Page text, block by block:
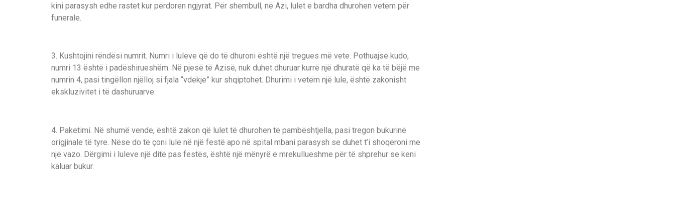
kini parasysh edhe rastet kur përdoren ngjyrat. Për shembull, në Azi, lulet e bardha dhurohen vetëm për
funerale.
3. Kushtojini rëndësi numrit. Numri i luleve që do të dhuroni është një tregues më vete. Pothuajse kudo,
numri 13 është i padëshirueshëm. Në pjesë të Azisë, nuk duhet dhuruar kurrë një dhuratë që ka të bëjë me
numrin 4, pasi tingëllon njëlloj si fjala “vdekje” kur shqiptohet. Dhurimi i vetëm një lule, është zakonisht
ekskluzivitet i të dashuruarve.
4. Paketimi. Në shumë vende, është zakon që lulet të dhurohen të pambështjella, pasi tregon bukurinë
origjinale të tyre. Nëse do të çoni lule në një festë apo në spital mbani parasysh se duhet t’i shoqëroni me
një vazo. Dërgimi i luleve një ditë pas festës, është një mënyrë e mrekullueshme për të shprehur se keni
kaluar bukur.